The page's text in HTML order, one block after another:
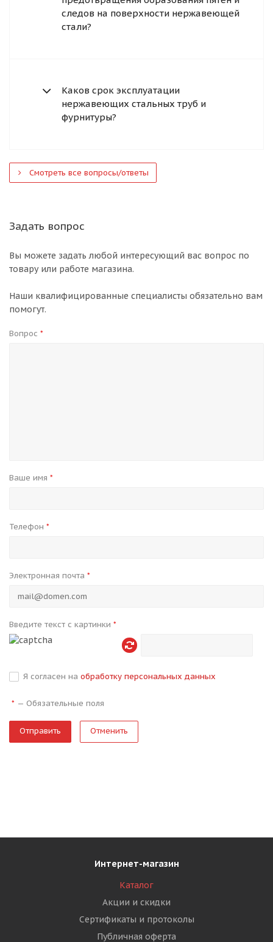
следов на поверхности нержавеющей
стали?
Каков срок эксплуатации
нержавеющих стальных труб и
фурнитуры?
Смотреть все вопросы/ответы
Задать вопрос
Вы можете задать любой интересующий вас вопрос по
товару или работе магазина.
Наши квалифицированные специалисты обязательно вам
помогут.
Вопрос *
Ваше имя *
Телефон *
Электронная почта *
Введите текст с картинки *
Я согласен на обработку персональных данных
* — Обязательные поля
Отменить
Интернет-магазин
Каталог
Акции и скидки
Сертификаты и протоколы
Публичная оферта